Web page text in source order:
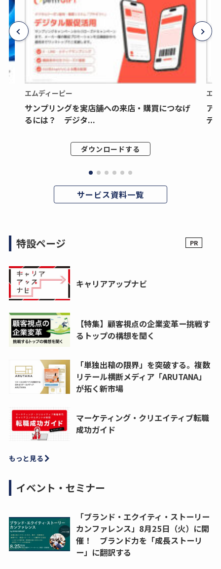
エムディーピー
サンプリングを実店舗への来店・購買につなげ
るには？ デジタ...
ダウンロードする
エ
ア
デ
サービス資料一覧
特設ページ
キャリアアップナビ
【特集】顧客視点の企業変革ー挑戦す
るトップの構想を聞く
「単独出稿の限界」を突破する。複数
リテール横断メディア「ARUTANA」
が拓く新市場
マーケティング・クリエイティブ転職
成功ガイド
もっと見る
イベント・セミナー
「ブランド・エクイティ・ストーリー
カンファレンス」8月25日（火）に開
催！ ブランド力を「成長ストーリ
ー」に翻訳する